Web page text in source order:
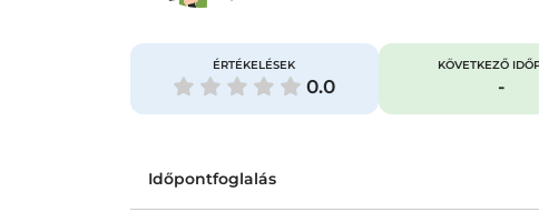
ÉRTÉKELÉSEK
0.0
KÖVETKEZŐ
-
Időpontfoglalás